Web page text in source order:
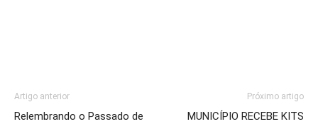
Artigo anterior
Relembrando o Passado de
Próximo artigo
MUNICÍPIO RECEBE KITS